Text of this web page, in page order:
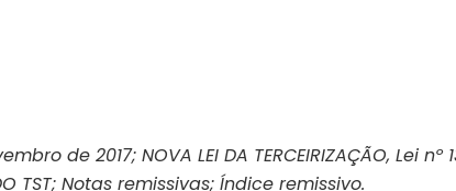
de 2017; NOVA LEI DA TERCEIRIZAÇÃO, Lei
DO TST; Notas remissivas; Índice remissivo.